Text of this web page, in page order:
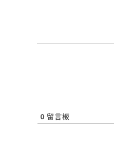
0 留言板